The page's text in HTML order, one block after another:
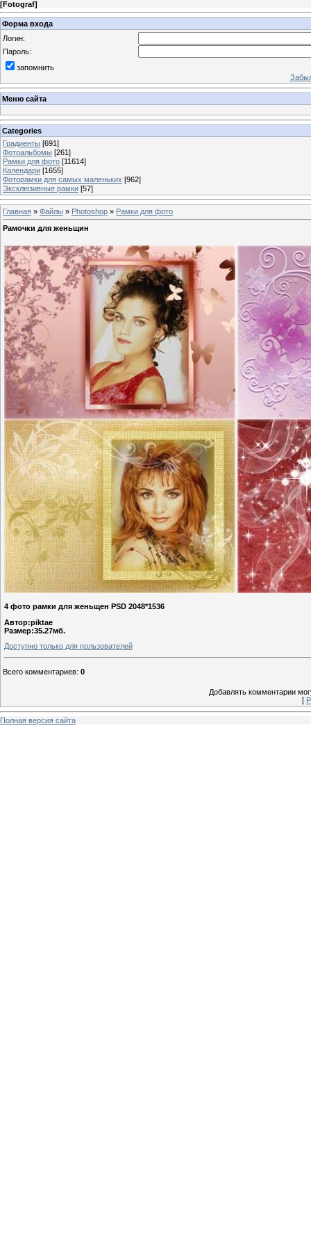
[Fotograf]
Форма входа
Логин:
Пароль:
запомнить
Меню сайта
Categories
Градиенты [691]
Фотоальбомы [261]
Рамки для фото [11614]
Календари [1655]
Фоторамки для самых маленьких [962]
Эксклюзивные рамки [57]
Главная » Файлы » Photoshop » Рамки для фото
Рамочки для женьщин
4 фото рамки для женьщен PSD 2048*1536
Автор:piktae
Размер:35.27мб.
Доступно только для пользователей
Всего комментариев: 0
Добавлять комментарии
[
Полная версия сайта